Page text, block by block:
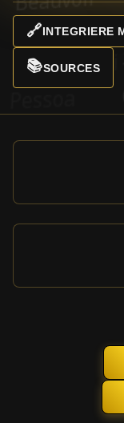
🔗INTEGRIERE
📚SOURCES